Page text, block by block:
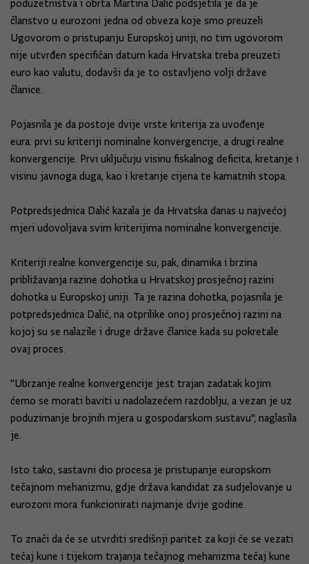
poduzetništva i obrta Martina Dalić podsjetila je da je
članstvo u eurozoni jedna od obveza koje smo preuzeli
Ugovorom o pristupanju Europskoj uniji, no tim ugovorom
nije utvrđen specifičan datum kada Hrvatska treba preuzeti
euro kao valutu, dodavši da je to ostavljeno volji države
članice.
Pojasnila je da postoje dvije vrste kriterija za uvođenje
eura: prvi su kriteriji nominalne konvergencije, a drugi realne
konvergencije. Prvi uključuju visinu fiskalnog deficita, kretanje i
visinu javnoga duga, kao i kretanje cijena te kamatnih stopa.
Potpredsjednica Dalić kazala je da Hrvatska danas u najvećoj
mjeri udovoljava svim kriterijima nominalne konvergencije.
Kriteriji realne konvergencije su, pak, dinamika i brzina
približavanja razine dohotka u Hrvatskoj prosječnoj razini
dohotka u Europskoj uniji. Ta je razina dohotka, pojasnila je
potpredsjednica Dalić, na otprilike onoj prosječnoj razini na
kojoj su se nalazile i druge države članice kada su pokretale
ovaj proces.
"Ubrzanje realne konvergencije jest trajan zadatak kojim
ćemo se morati baviti u nadolazećem razdoblju, a vezan je uz
poduzimanje brojnih mjera u gospodarskom sustavu", naglasila
je.
Isto tako, sastavni dio procesa je pristupanje europskom
tečajnom mehanizmu, gdje država kandidat za sudjelovanje u
eurozoni mora funkcionirati najmanje dvije godine.
To znači da će se utvrditi središnji paritet za koji će se vezati
tečaj kune i tijekom trajanja tečajnog mehanizma tečaj kune